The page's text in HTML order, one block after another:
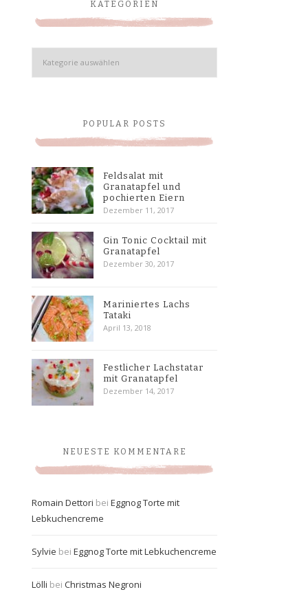
KATEGORIEN
Kategorien
POPULAR POSTS
Feldsalat mit
Granatapfel und
pochierten Eiern
Dezember 11, 2017
Gin Tonic Cocktail mit
Granatapfel
Dezember 30, 2017
Mariniertes Lachs
Tataki
April 13, 2018
Festlicher Lachstatar
mit Granatapfel
Dezember 14, 2017
NEUESTE KOMMENTARE
Romain Dettori bei Eggnog Torte mit
Lebkuchencreme
Sylvie bei Eggnog Torte mit Lebkuchencreme
Lölli bei Christmas Negroni